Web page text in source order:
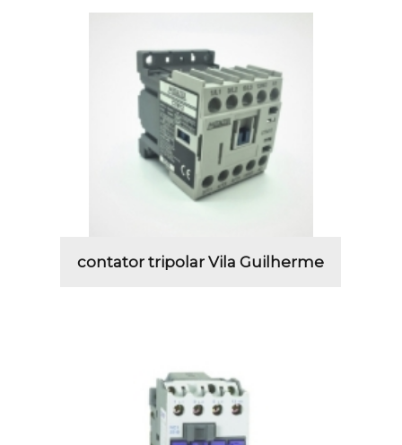
contator tripolar Vila Guilherme